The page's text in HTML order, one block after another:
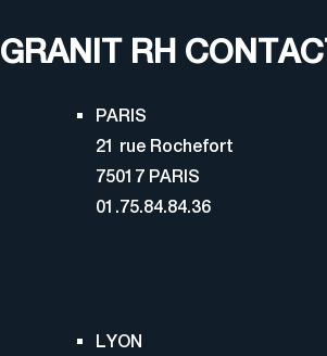
GRANIT RH
PARIS
21 rue Rochefort
75017 PARIS
01.75.84.84.36
LYON